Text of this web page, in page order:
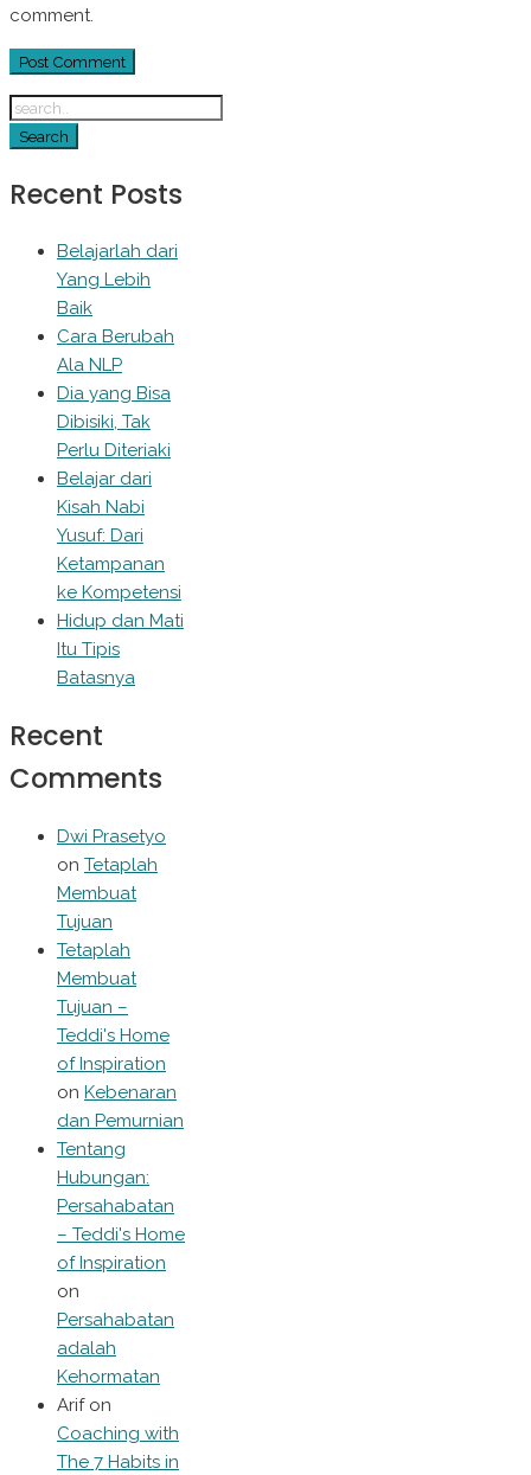
comment.
Recent Posts
Belajarlah dari
Yang Lebih
Baik
Cara Berubah
Ala NLP
Dia yang Bisa
Dibisiki, Tak
Perlu Diteriaki
Belajar dari
Kisah Nabi
Yusuf: Dari
Ketampanan
ke Kompetensi
Hidup dan Mati
Itu Tipis
Batasnya
Recent
Comments
Dwi Prasetyo
on Tetaplah
Membuat
Tujuan
Tetaplah
Membuat
Tujuan –
Teddi's Home
of Inspiration
on Kebenaran
dan Pemurnian
Tentang
Hubungan:
Persahabatan
– Teddi's Home
of Inspiration
on
Persahabatan
adalah
Kehormatan
Arifon
Coaching with
The 7 Habits in